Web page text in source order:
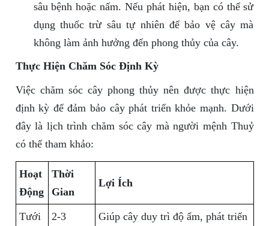
sâu bệnh hoặc nấm. Nếu phát hiện, bạn có thể sử
dụng thuốc trừ sâu tự nhiên để bảo vệ cây mà
không làm ảnh hưởng đến phong thủy của cây.
Thực Hiện Chăm Sóc Định Kỳ
Việc chăm sóc cây phong thủy nên được thực hiện
định kỳ để đảm bảo cây phát triển khỏe mạnh. Dưới
đây là lịch trình chăm sóc cây mà người mệnh Thuỷ
có thể tham khảo:
Hoạt
Động
Thời
Gian
Lợi Ích
Tưới
2-3
Giúp cây duy trì độ ẩm, phát triển